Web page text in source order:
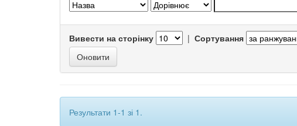
Вивести на сторінку | Сортування
Результати 1-1 зі 1.